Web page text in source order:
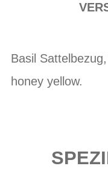
Basil
honey yellow.